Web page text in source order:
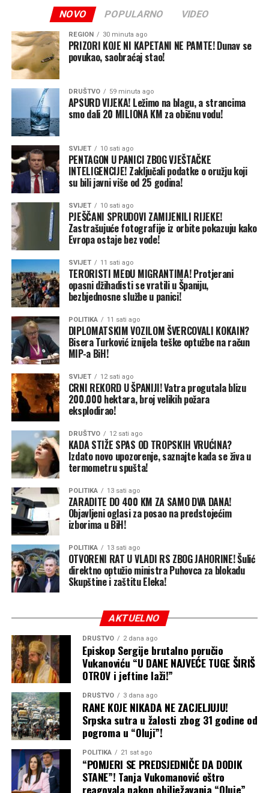
Okružnog javnog tužilaštva Banjaluka.
Podsjećamo, iz Vatrogasno-spasilačke brigade saopštili
su ranije da je požar gasilo 14 vatrogasaca sa četiri
vozila.
Pored toga, vatrogasci su gasili i požar koji je zahvatio
smeće i nisko rastinje u Kolima, kao i požar u šumi u
Mišinom Hanu.
Takođe, imali su i tehničku intervenciju zbog prevrtanja
traktora na Stričićima, prenose Nezavisne.
NOVO POPULARNO VIDEO
REGION 30 minuta ago
PRIZORI KOJE NI KAPETANI NE PAMTE! Dunav se
povukao, saobraćaj stao!
DRUŠTVO 59 minuta ago
APSURD VIJEKA! Ležimo na blagu, a strancima
smo dali 20 MILIONA KM za običnu vodu!
SVIJET 10 sati ago
PENTAGON U PANICI ZBOG VJEŠTAČKE
INTELIGENCIJE! Zaključali podatke o oružju koji
su bili javni više od 25 godina!
SVIJET 10 sati ago
PJEŠČANI SPRUDOVI ZAMIJENILI RIJEKE!
Zastrašujuće fotografije iz orbite pokazuju kako
Evropa ostaje bez vode!
SVIJET 11 sati ago
TERORISTI MEĐU MIGRANTIMA! Protjerani
opasni džihadisti se vratili u Španiju,
bezbjednosne službe u panici!
POLITIKA 11 sati ago
DIPLOMATSKIM VOZILOM ŠVERCOVALI KOKAIN?
Bisera Turković iznijela teške optužbe na račun
MIP-a BiH!
SVIJET 12 sati ago
CRNI REKORD U ŠPANIJI! Vatra progutala blizu
200.000 hektara, broj velikih požara
eksplodirao!
DRUŠTVO 12 sati ago
KADA STIŽE SPAS OD TROPSKIH VRUĆINA?
Izdato novo upozorenje, saznajte kada se živa u
termometru spušta!
POLITIKA 13 sati ago
ZARADITE DO 400 KM ZA SAMO DVA DANA!
Objavljeni oglasi za posao na predstojećim
izborima u BiH!
POLITIKA 13 sati ago
OTVORENI RAT U VLADI RS ZBOG JAHORINE! Šulić
direktno optužio ministra Puhovca za blokadu
Skupštine i zaštitu Eleka!
AKTUELNO
DRUŠTVO 2 dana ago
Episkop Sergije brutalno poručio
Vukanoviću “U DANE NAJVEĆE TUGE ŠIRIŠ
OTROV i jeftine laži!”
DRUŠTVO 3 dana ago
RANE KOJE NIKADA NE ZACJELJUJU!
Srpska sutra u žalosti zbog 31 godine od
pogroma u “Oluji”!
POLITIKA 21 sat ago
“POMJERI SE PREDSJEDNIČE DA DODIK
STANE”! Tanja Vukomanović oštro
reagovala nakon obilježavanja “Oluje”